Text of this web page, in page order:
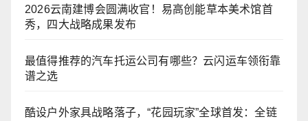
2026云南建博会圆满收官！易高创能草本美术馆首
秀，四大战略成果发布
最值得推荐的汽车托运公司有哪些？云闪运车领衔靠
谱之选
酷设户外家具战略落子，“花园玩家”全球首发：全链